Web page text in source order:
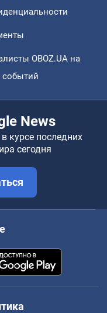
OBOZ.UA на
событий
News
курсе последних
сегодня